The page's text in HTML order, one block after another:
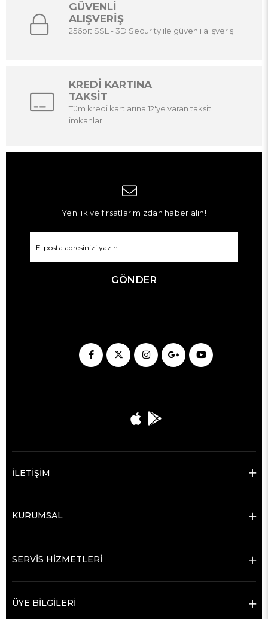
GÜVENLİ
ALIŞVERİŞ
256bit SSL - 3D Security ile güvenli alışveriş.
KREDİ KARTINA
TAKSİT
Tüm kredi kartlarına 12'ye varan taksit
imkanları.
Yenilik ve fırsatlarımızdan haber alın!
GÖNDER
İLETİŞİM
KURUMSAL
SERVİS HİZMETLERİ
ÜYE BİLGİLERİ